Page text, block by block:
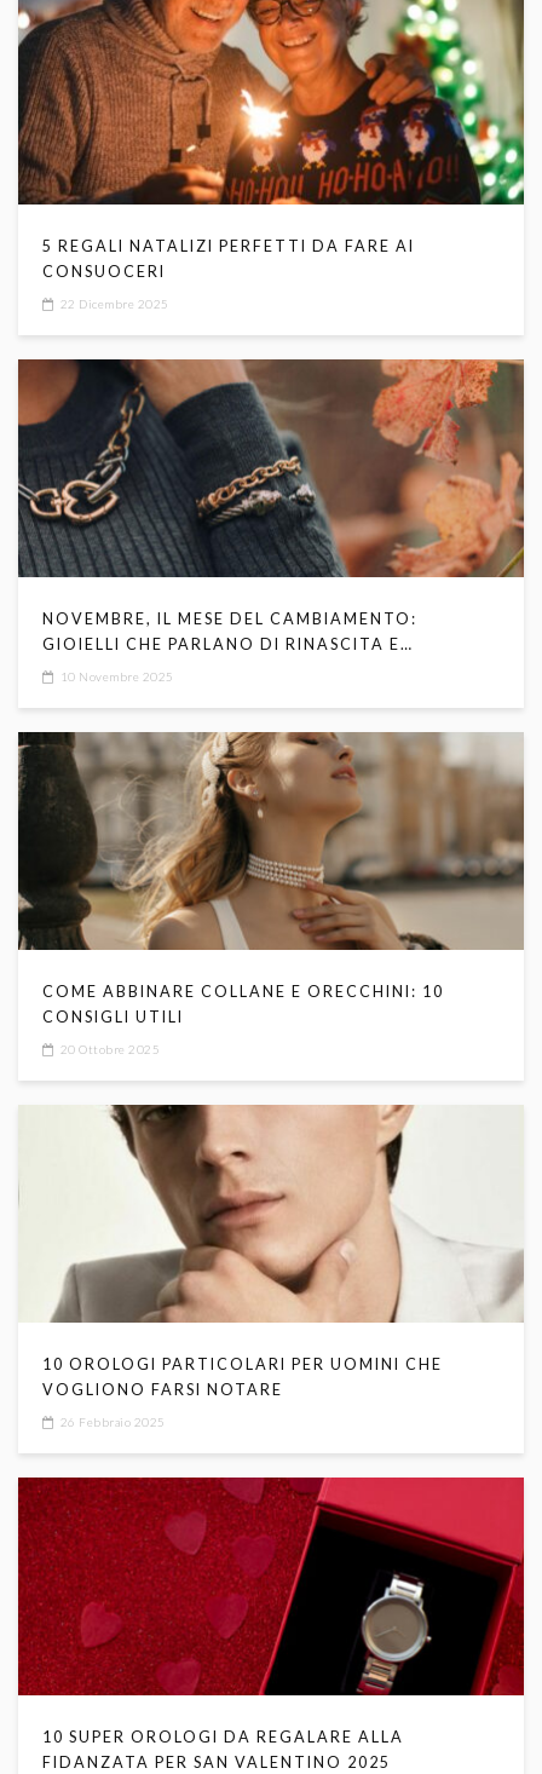
5 REGALI NATALIZI PERFETTI DA FARE AI
CONSUOCERI
22 Dicembre 2025
NOVEMBRE, IL MESE DEL CAMBIAMENTO:
GIOIELLI CHE PARLANO DI RINASCITA E
TRASFORMAZIONE
10 Novembre 2025
COME ABBINARE COLLANE E ORECCHINI: 10
CONSIGLI UTILI
20 Ottobre 2025
10 OROLOGI PARTICOLARI PER UOMINI CHE
VOGLIONO FARSI NOTARE
26 Febbraio 2025
10 SUPER OROLOGI DA REGALARE ALLA
FIDANZATA PER SAN VALENTINO 2025